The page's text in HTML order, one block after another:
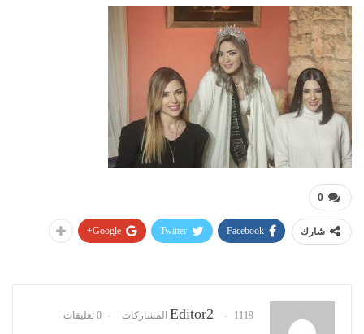
0
شارك Facebook
Twitter
Google+
Editor2 1119 المشاركات 0 تعليقات